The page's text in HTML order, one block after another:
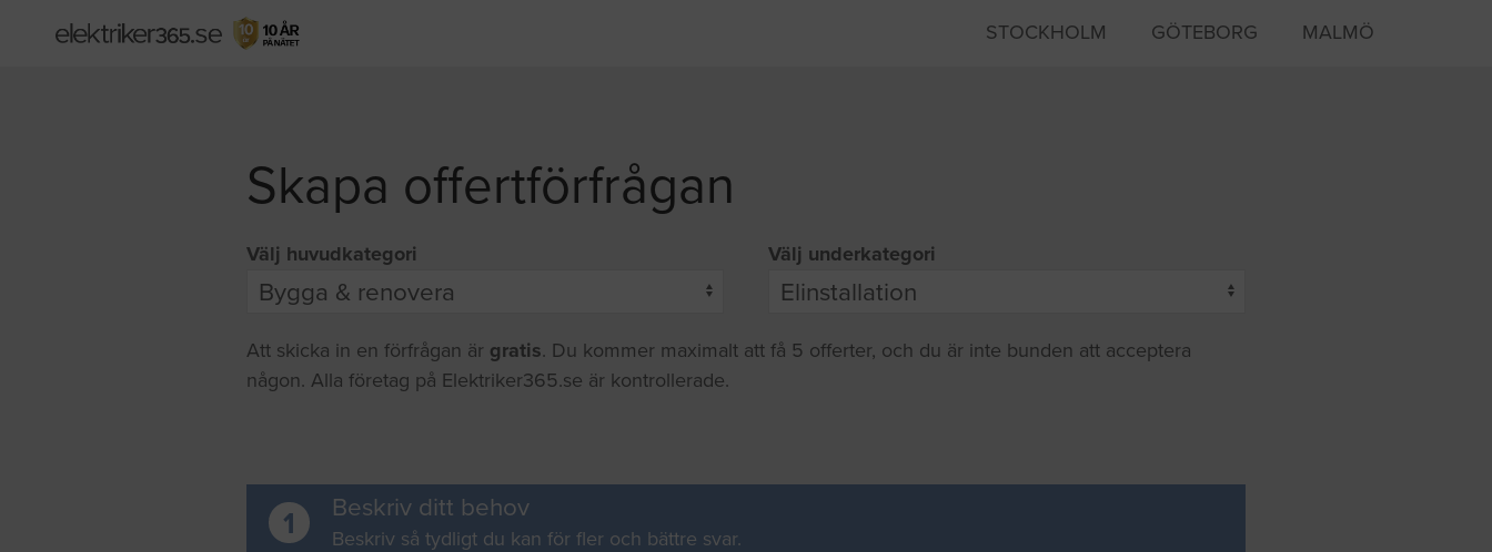
STOCKHOLM GÖTEBORG MALMÖ
Skapa offertförfrågan
Välj huvudkategori Välj underkategori
Att skicka in en förfrågan är gratis. Du kommer maximalt att få 5 offerter, och du är inte bunden att acceptera
någon. Alla företag på Elektriker365.se är kontrollerade.
1 Beskriv ditt behov
Beskriv så tydligt du kan för fler och bättre svar.